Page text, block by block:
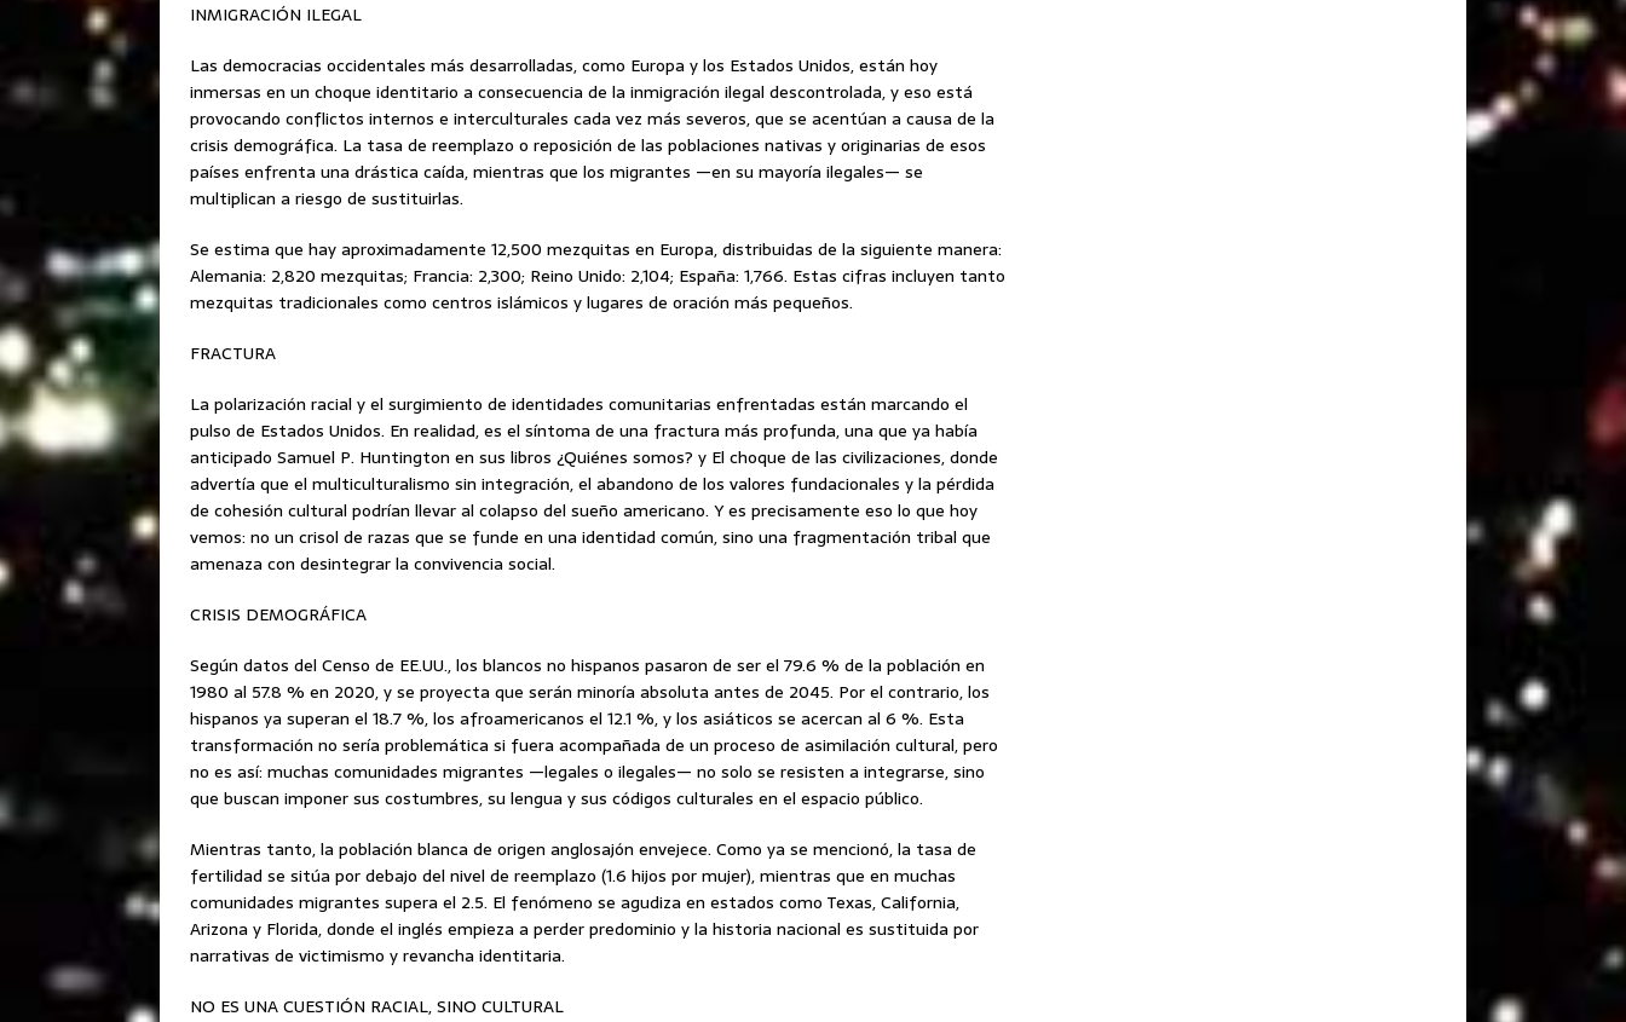
INMIGRACIÓN ILEGAL
Las democracias occidentales más desarrolladas, como Europa y los Estados Unidos, están hoy
inmersas en un choque identitario a consecuencia de la inmigración ilegal descontrolada, y eso está
provocando conflictos internos e interculturales cada vez más severos, que se acentúan a causa de la
crisis demográfica. La tasa de reemplazo o reposición de las poblaciones nativas y originarias de esos
países enfrenta una drástica caída, mientras que los migrantes —en su mayoría ilegales— se
multiplican a riesgo de sustituirlas.
Se estima que hay aproximadamente 12,500 mezquitas en Europa, distribuidas de la siguiente manera:
Alemania: 2,820 mezquitas; Francia: 2,300; Reino Unido: 2,104; España: 1,766. Estas cifras incluyen tanto
mezquitas tradicionales como centros islámicos y lugares de oración más pequeños.
FRACTURA
La polarización racial y el surgimiento de identidades comunitarias enfrentadas están marcando el
pulso de Estados Unidos. En realidad, es el síntoma de una fractura más profunda, una que ya había
anticipado Samuel P. Huntington en sus libros ¿Quiénes somos? y El choque de las civilizaciones, donde
advertía que el multiculturalismo sin integración, el abandono de los valores fundacionales y la pérdida
de cohesión cultural podrían llevar al colapso del sueño americano. Y es precisamente eso lo que hoy
vemos: no un crisol de razas que se funde en una identidad común, sino una fragmentación tribal que
amenaza con desintegrar la convivencia social.
CRISIS DEMOGRÁFICA
Según datos del Censo de EE.UU., los blancos no hispanos pasaron de ser el 79.6 % de la población en
1980 al 57.8 % en 2020, y se proyecta que serán minoría absoluta antes de 2045. Por el contrario, los
hispanos ya superan el 18.7 %, los afroamericanos el 12.1 %, y los asiáticos se acercan al 6 %. Esta
transformación no sería problemática si fuera acompañada de un proceso de asimilación cultural, pero
no es así: muchas comunidades migrantes —legales o ilegales— no solo se resisten a integrarse, sino
que buscan imponer sus costumbres, su lengua y sus códigos culturales en el espacio público.
Mientras tanto, la población blanca de origen anglosajón envejece. Como ya se mencionó, la tasa de
fertilidad se sitúa por debajo del nivel de reemplazo (1.6 hijos por mujer), mientras que en muchas
comunidades migrantes supera el 2.5. El fenómeno se agudiza en estados como Texas, California,
Arizona y Florida, donde el inglés empieza a perder predominio y la historia nacional es sustituida por
narrativas de victimismo y revancha identitaria.
NO ES UNA CUESTIÓN RACIAL, SINO CULTURAL